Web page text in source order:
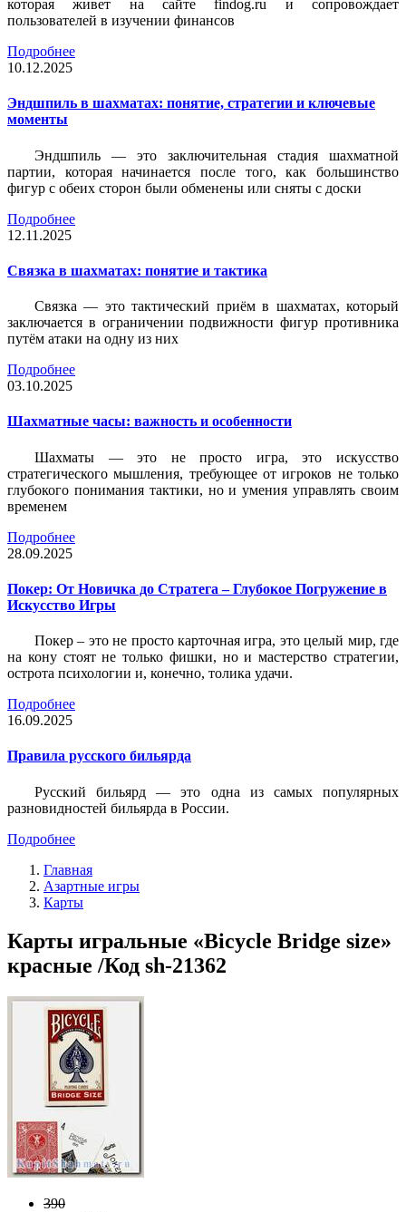
которая живет на сайте findog.ru и сопровождает
пользователей в изучении финансов
Подробнее
10.12.2025
Эндшпиль в шахматах: понятие, стратегии и ключевые
моменты
Эндшпиль — это заключительная стадия шахматной
партии, которая начинается после того, как большинство
фигур с обеих сторон были обменены или сняты с доски
Подробнее
12.11.2025
Связка в шахматах: понятие и тактика
Связка — это тактический приём в шахматах, который
заключается в ограничении подвижности фигур противника
путём атаки на одну из них
Подробнее
03.10.2025
Шахматные часы: важность и особенности
Шахматы — это не просто игра, это искусство
стратегического мышления, требующее от игроков не только
глубокого понимания тактики, но и умения управлять своим
временем
Подробнее
28.09.2025
Покер: От Новичка до Стратега – Глубокое Погружение в
Искусство Игры
Покер – это не просто карточная игра, это целый мир, где
на кону стоят не только фишки, но и мастерство стратегии,
острота психологии и, конечно, толика удачи.
Подробнее
16.09.2025
Правила русского бильярда
Русский бильярд — это одна из самых популярных
разновидностей бильярда в России.
Подробнее
Главная
Азартные игры
Карты
Карты игральные «Bicycle Bridge size»
красные /Код sh-21362
390